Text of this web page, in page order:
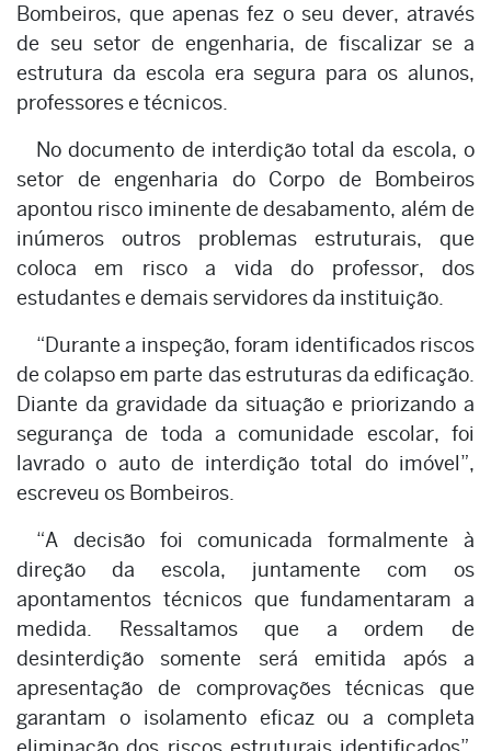
Bombeiros, que apenas fez o seu dever, através
de seu setor de engenharia, de fiscalizar se a
estrutura da escola era segura para os alunos,
professores e técnicos.
No documento de interdição total da escola, o
setor de engenharia do Corpo de Bombeiros
apontou risco iminente de desabamento, além de
inúmeros outros problemas estruturais, que
coloca em risco a vida do professor, dos
estudantes e demais servidores da instituição.
“Durante a inspeção, foram identificados riscos
de colapso em parte das estruturas da edificação.
Diante da gravidade da situação e priorizando a
segurança de toda a comunidade escolar, foi
lavrado o auto de interdição total do imóvel”,
escreveu os Bombeiros.
“A decisão foi comunicada formalmente à
direção da escola, juntamente com os
apontamentos técnicos que fundamentaram a
medida. Ressaltamos que a ordem de
desinterdição somente será emitida após a
apresentação de comprovações técnicas que
garantam o isolamento eficaz ou a completa